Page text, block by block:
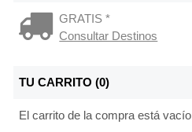
GRATIS *
Consultar Destinos
TU CARRITO (0)
El carrito de la compra está vacío